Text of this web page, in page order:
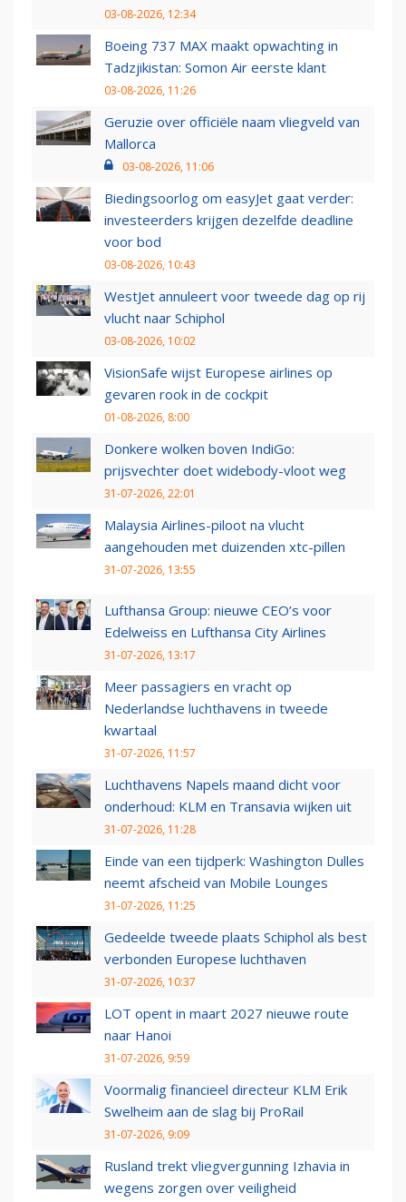
03-08-2026, 12:34
Boeing 737 MAX maakt opwachting in
Tadzjikistan: Somon Air eerste klant
03-08-2026, 11:26
Geruzie over officiële naam vliegveld van
Mallorca
03-08-2026, 11:06
Biedingsoorlog om easyJet gaat verder:
investeerders krijgen dezelfde deadline
voor bod
03-08-2026, 10:43
WestJet annuleert voor tweede dag op rij
vlucht naar Schiphol
03-08-2026, 10:02
VisionSafe wijst Europese airlines op
gevaren rook in de cockpit
01-08-2026, 8:00
Donkere wolken boven IndiGo:
prijsvechter doet widebody-vloot weg
31-07-2026, 22:01
Malaysia Airlines-piloot na vlucht
aangehouden met duizenden xtc-pillen
31-07-2026, 13:55
Lufthansa Group: nieuwe CEO’s voor
Edelweiss en Lufthansa City Airlines
31-07-2026, 13:17
Meer passagiers en vracht op
Nederlandse luchthavens in tweede
kwartaal
31-07-2026, 11:57
Luchthavens Napels maand dicht voor
onderhoud: KLM en Transavia wijken uit
31-07-2026, 11:28
Einde van een tijdperk: Washington Dulles
neemt afscheid van Mobile Lounges
31-07-2026, 11:25
Gedeelde tweede plaats Schiphol als best
verbonden Europese luchthaven
31-07-2026, 10:37
LOT opent in maart 2027 nieuwe route
naar Hanoi
31-07-2026, 9:59
Voormalig financieel directeur KLM Erik
Swelheim aan de slag bij ProRail
31-07-2026, 9:09
Rusland trekt vliegvergunning Izhavia in
wegens zorgen over veiligheid